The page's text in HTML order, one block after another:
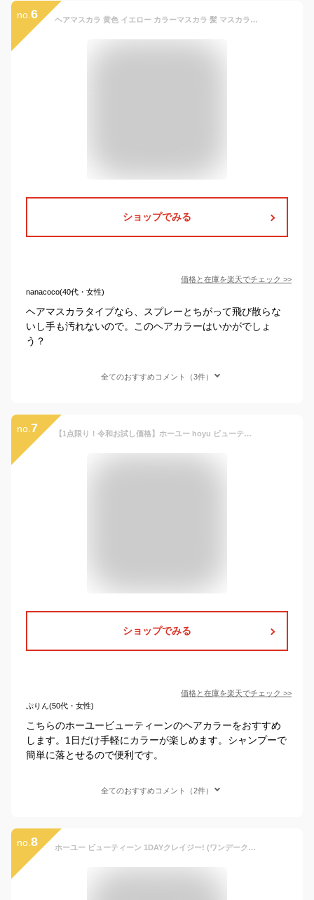
no. 6 ヘアマスカラ 黄色 イエロー カラーマスカラ 髪 マスカラ ポイントメッシュも簡単 塗るだけの簡単ヘアカラー 1日染め 1day メンズ レディース 【営業時間内注文で即日発送】 超・耐水性＆耐磨耗性 水やこすれに強い 石鹸で簡単にカラーをオフ 発色良し 一時染毛剤
ショップでみる
価格と在庫を楽天でチェック >>
nanacoco(40代・女性)
ヘアマスカラタイプなら、スプレーとちがって飛び散らな
いし手も汚れないので。このヘアカラーはいかがでしょ
う？
全てのおすすめコメント（3件）
no. 7 【1点限り！令和お試し価格】ホーユー hoyu ビューティーン 1DAY クレイジー! ポイズンピンク 35g ヘアカラー
ショップでみる
価格と在庫を楽天でチェック >>
ぷりん(50代・女性)
こちらのホーユービューティーンのヘアカラーをおすすめ
します。1日だけ手軽にカラーが楽しめます。シャンプーで
簡単に落とせるので便利です。
全てのおすすめコメント（2件）
no. 8 ホーユー ビューティーン 1DAYクレイジー! (ワンデークレイジー) ブラッディレッド 赤 ヘアカラースプレー 1日だけ すぐ落とせる 35ｇ